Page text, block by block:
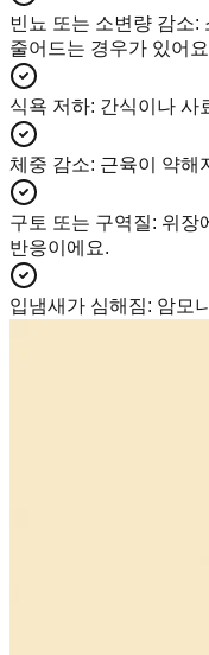
빈뇨 또는 소변량 감소:
줄어드는 경우가 있어
식욕 저하: 간식이나 사
체중 감소: 근육이 약해
구토 또는 구역질: 위장
반응이에요.
입냄새가 심해짐: 암모